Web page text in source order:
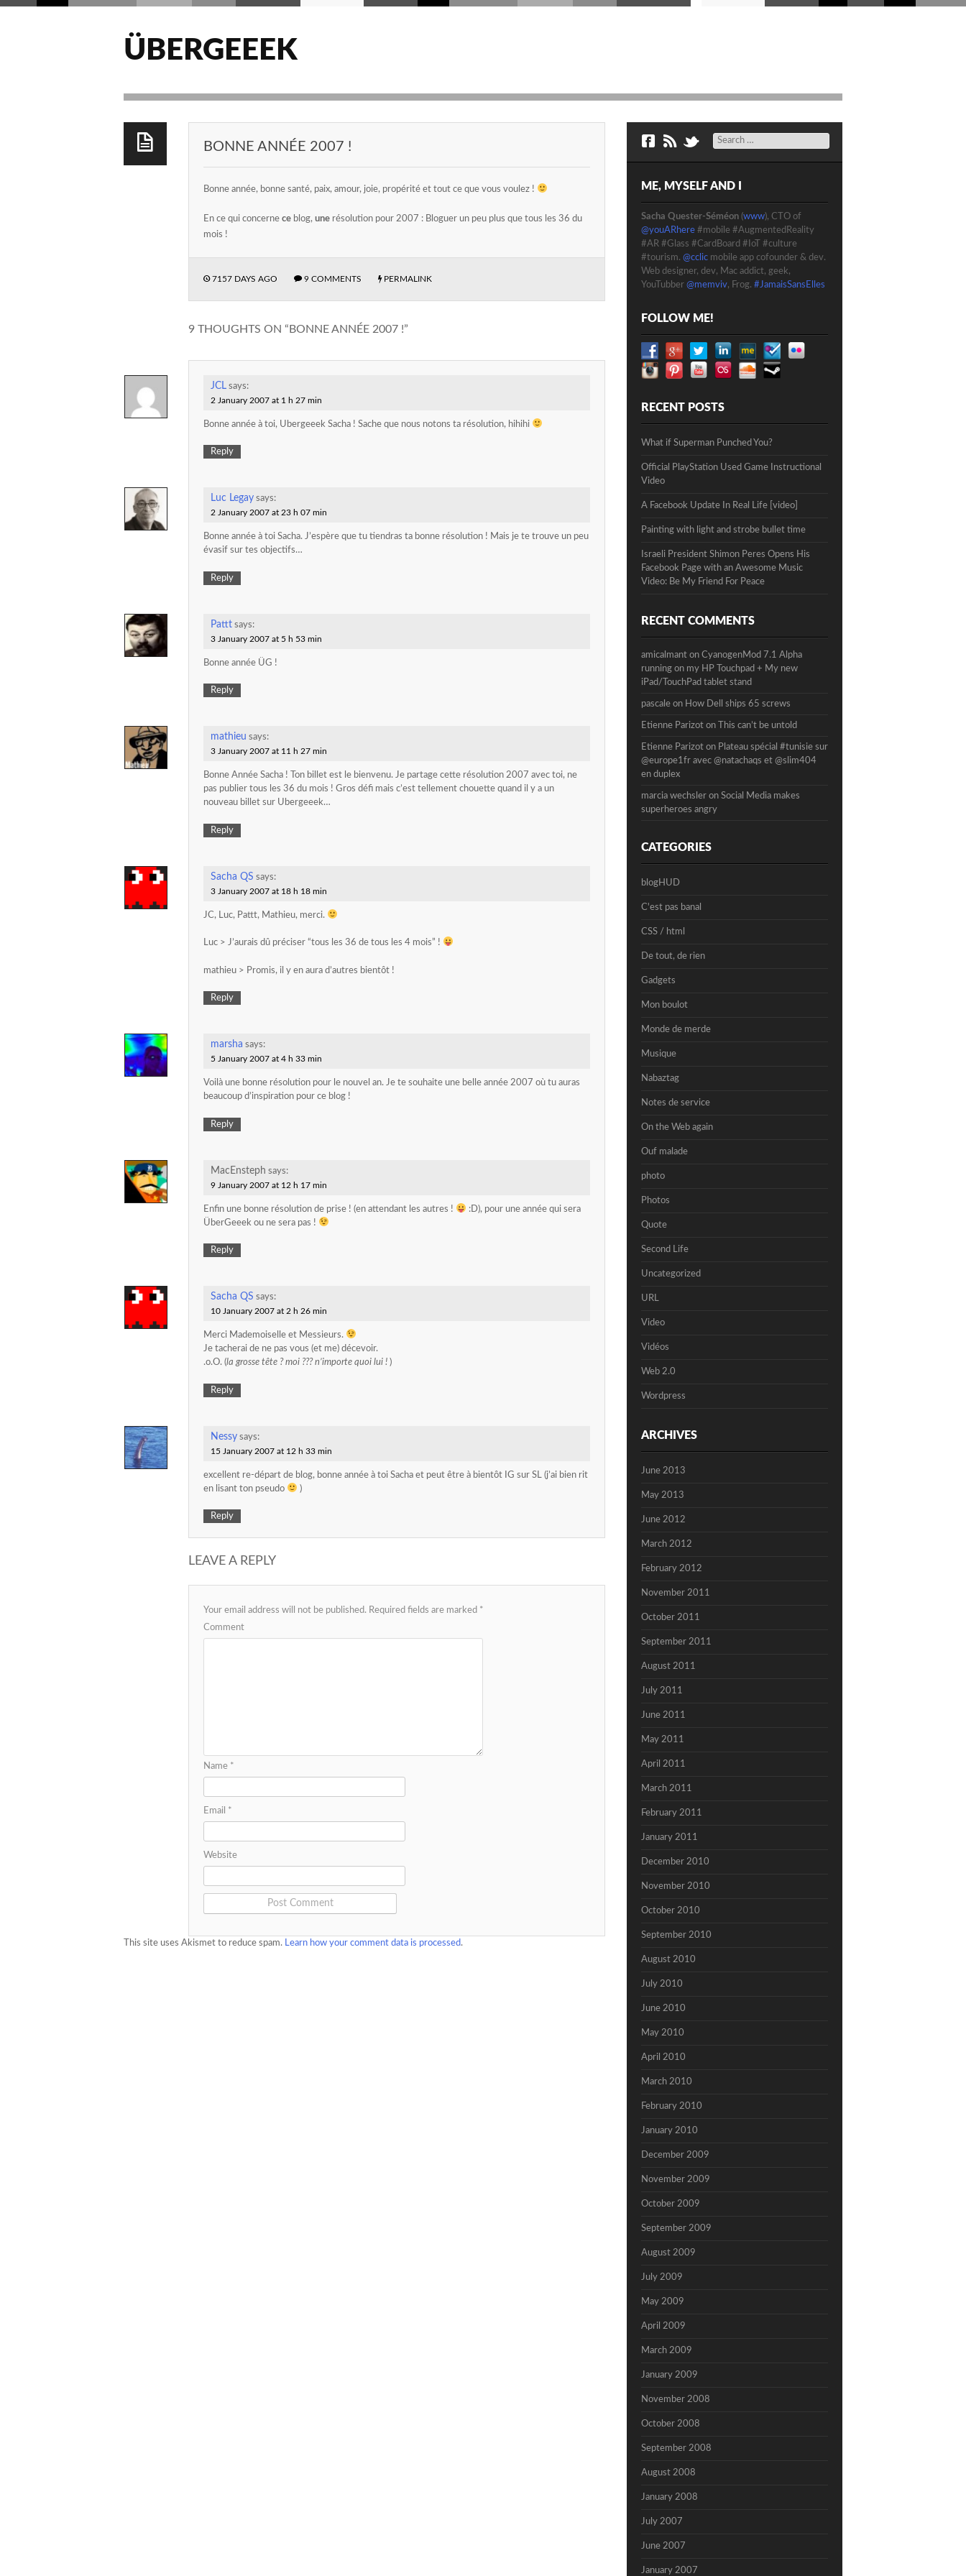
ÜBERGEEEK
BONNE ANNÉE 2007 !
Bonne année, bonne santé, paix, amour, joie, propérité et tout ce que vous voulez !
En ce qui concerne ce blog, une résolution pour 2007 : Bloguer un peu plus que tous les 36 du
mois !
7157 DAYS AGO 9 COMMENTS PERMALINK
9 THOUGHTS ON “BONNE ANNÉE 2007 !”
JCL says:
2 January 2007 at 1 h 27 min
Bonne année à toi, Ubergeeek Sacha ! Sache que nous notons ta résolution, hihihi
Reply
Luc Legay says:
2 January 2007 at 23 h 07 min
Bonne année à toi Sacha. J’espère que tu tiendras ta bonne résolution ! Mais je te trouve un peu
évasif sur tes objectifs…
Reply
Pattt says:
3 January 2007 at 5 h 53 min
Bonne année ÜG !
Reply
mathieu says:
3 January 2007 at 11 h 27 min
Bonne Année Sacha ! Ton billet est le bienvenu. Je partage cette résolution 2007 avec toi, ne
pas publier tous les 36 du mois ! Gros défi mais c’est tellement chouette quand il y a un
nouveau billet sur Ubergeeek…
Reply
Sacha QS says:
3 January 2007 at 18 h 18 min
JC, Luc, Pattt, Mathieu, merci.
Luc > J’aurais dû préciser “tous les 36 de tous les 4 mois” !
mathieu > Promis, il y en aura d’autres bientôt !
Reply
marsha says:
5 January 2007 at 4 h 33 min
Voilà une bonne résolution pour le nouvel an. Je te souhaite une belle année 2007 où tu auras
beaucoup d’inspiration pour ce blog !
Reply
MacEnsteph says:
9 January 2007 at 12 h 17 min
Enfin une bonne résolution de prise ! (en attendant les autres !
:D), pour une année qui sera
ÜberGeeek ou ne sera pas !
Reply
Sacha QS says:
10 January 2007 at 2 h 26 min
Merci Mademoiselle et Messieurs.
Je tacherai de ne pas vous (et me) décevoir.
.o.O. (la grosse tête ? moi ??? n’importe quoi lui ! )
Reply
Nessy says:
15 January 2007 at 12 h 33 min
excellent re-départ de blog, bonne année à toi Sacha et peut être à bientôt IG sur SL (j’ai bien rit
en lisant ton pseudo
)
Reply
LEAVE A REPLY
Your email address will not be published. Required fields are marked *
Comment
Name *
Email *
Website
This site uses Akismet to reduce spam. Learn how your comment data is processed.
Search
ME, MYSELF AND I
Sacha Quester-Séméon (www), CTO of
@youARhere #mobile #AugmentedReality
#AR #Glass #CardBoard #IoT #culture
#tourism. @cclic mobile app cofounder & dev.
Web designer, dev, Mac addict, geek,
YouTubber @memviv, Frog. #JamaisSansElles
FOLLOW ME!
RECENT POSTS
What if Superman Punched You?
Official PlayStation Used Game Instructional
Video
A Facebook Update In Real Life [video]
Painting with light and strobe bullet time
Israeli President Shimon Peres Opens His
Facebook Page with an Awesome Music
Video: Be My Friend For Peace
RECENT COMMENTS
amicalmant on CyanogenMod 7.1 Alpha
running on my HP Touchpad + My new
iPad/TouchPad tablet stand
pascale on How Dell ships 65 screws
Etienne Parizot on This can’t be untold
Etienne Parizot on Plateau spécial #tunisie sur
@europe1fr avec @natachaqs et @slim404
en duplex
marcia wechsler on Social Media makes
superheroes angry
CATEGORIES
blogHUD
C'est pas banal
CSS / html
De tout, de rien
Gadgets
Mon boulot
Monde de merde
Musique
Nabaztag
Notes de service
On the Web again
Ouf malade
photo
Photos
Quote
Second Life
Uncategorized
URL
Video
Vidéos
Web 2.0
Wordpress
ARCHIVES
June 2013
May 2013
June 2012
March 2012
February 2012
November 2011
October 2011
September 2011
August 2011
July 2011
June 2011
May 2011
April 2011
March 2011
February 2011
January 2011
December 2010
November 2010
October 2010
September 2010
August 2010
July 2010
June 2010
May 2010
April 2010
March 2010
February 2010
January 2010
December 2009
November 2009
October 2009
September 2009
August 2009
July 2009
May 2009
April 2009
March 2009
January 2009
November 2008
October 2008
September 2008
August 2008
January 2008
July 2007
June 2007
January 2007